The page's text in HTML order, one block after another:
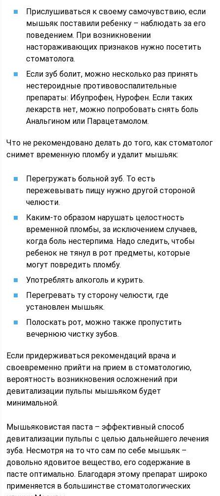
Прислушиваться к своему самочувствию, если
мышьяк поставили ребенку – наблюдать за его
поведением. При возникновении
настораживающих признаков нужно посетить
стоматолога.
Если зуб болит, можно несколько раз принять
нестероидные противовоспалительные
препараты: Ибупрофен, Нурофен. Если таких
лекарств нет, можно попробовать снять боль
Анальгином или Парацетамолом.
Что не рекомендовано делать до того, как стоматолог
снимет временную пломбу и удалит мышьяк:
Перегружать больной зуб. То есть
пережевывать пищу нужно другой стороной
челюсти.
Каким-то образом нарушать целостность
временной пломбы, за исключением случаев,
когда боль нестерпима. Надо следить, чтобы
ребенок не тянул в рот предметы, которые
могут повредить пломбу.
Употреблять алкоголь и курить.
Перегревать ту сторону челюсти, где
установлен мышьяк.
Полоскать рот, можно также пропустить
вечернюю чистку зубов.
Если придерживаться рекомендаций врача и
своевременно прийти на прием в стоматологию,
вероятность возникновения осложнений при
девитализации пульпы мышьяком будет
минимальной.
Мышьяковистая паста – эффективный способ
девитализации пульпы с целью дальнейшего лечения
зуба. Несмотря на то что сам по себе мышьяк –
довольно ядовитое вещество, его содержание в
пасте оптимально. Благодаря этому препарат широко
применяется в большинстве стоматологических